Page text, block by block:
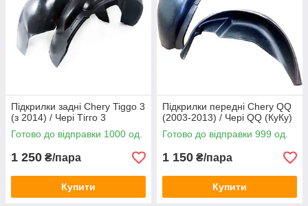
Підкрилки задні Chery Tiggo 3
(з 2014) / Чері Тігго 3
Готово до відправки 1000 од.
1 250 ₴/пара
Купити
Підкрилки передні Chery QQ
(2003-2013) / Чері QQ (КуКу)
Готово до відправки 999 од.
1 150 ₴/пара
Купити